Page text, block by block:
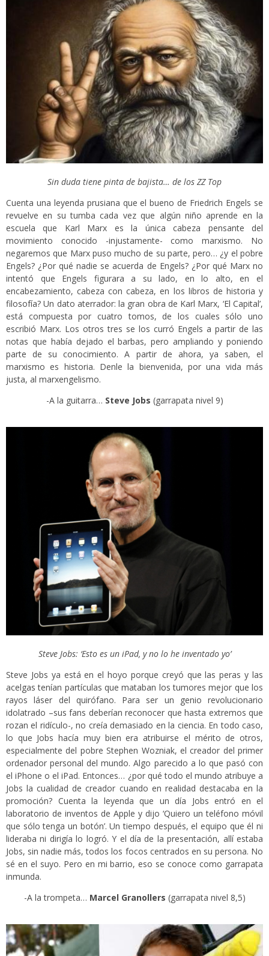
Sin duda tiene pinta de bajista… de los ZZ Top
Cuenta una leyenda prusiana que el bueno de Friedrich Engels se
revuelve en su tumba cada vez que algún niño aprende en la
escuela que Karl Marx es la única cabeza pensante del
movimiento conocido -injustamente- como marxismo. No
negaremos que Marx puso mucho de su parte, pero… ¿y el pobre
Engels? ¿Por qué nadie se acuerda de Engels? ¿Por qué Marx no
intentó que Engels figurara a su lado, en lo alto, en el
encabezamiento, cabeza con cabeza, en los libros de historia y
filosofía? Un dato aterrador: la gran obra de Karl Marx, ‘El Capital’,
está compuesta por cuatro tomos, de los cuales sólo uno
escribió Marx. Los otros tres se los curró Engels a partir de las
notas que había dejado el barbas, pero ampliando y poniendo
parte de su conocimiento. A partir de ahora, ya saben, el
marxismo es historia. Denle la bienvenida, por una vida más
justa, al marxengelismo.
-A la guitarra… Steve Jobs (garrapata nivel 9)
Steve Jobs: ‘Esto es un iPad, y no lo he inventado yo’
Steve Jobs ya está en el hoyo porque creyó que las peras y las
acelgas tenían partículas que mataban los tumores mejor que los
rayos láser del quirófano. Para ser un genio revolucionario
idolatrado –sus fans deberían reconocer que hasta extremos que
rozan el ridículo-, no creía demasiado en la ciencia. En todo caso,
lo que Jobs hacía muy bien era atribuirse el mérito de otros,
especialmente del pobre Stephen Wozniak, el creador del primer
ordenador personal del mundo. Algo parecido a lo que pasó con
el iPhone o el iPad. Entonces… ¿por qué todo el mundo atribuye a
Jobs la cualidad de creador cuando en realidad destacaba en la
promoción? Cuenta la leyenda que un día Jobs entró en el
laboratorio de inventos de Apple y dijo ‘Quiero un teléfono móvil
que sólo tenga un botón’. Un tiempo después, el equipo que él ni
lideraba ni dirigía lo logró. Y el día de la presentación, allí estaba
Jobs, sin nadie más, todos los focos centrados en su persona. No
sé en el suyo. Pero en mi barrio, eso se conoce como garrapata
inmunda.
-A la trompeta… Marcel Granollers (garrapata nivel 8,5)